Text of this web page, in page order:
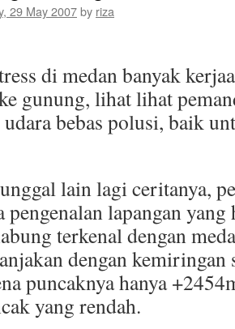
29 May 2007by riza
di medan banyak
gunung, lihat lihat
bebas polusi, baik
lain lagi ceritanya,
pengenalan lapangan
terkenal dengan
dengan kemiringan
puncaknya hanya
yang rendah.